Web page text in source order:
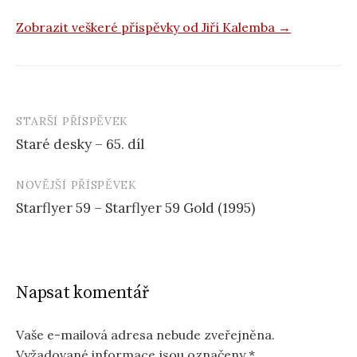
Zobrazit veškeré příspěvky od Jiří Kalemba →
Navigace
příspěvku
STARŠÍ PŘÍSPĚVEK
Staré desky – 65. díl
NOVĚJŠÍ PŘÍSPĚVEK
Starflyer 59 – Starflyer 59 Gold (1995)
Napsat komentář
Vaše e-mailová adresa nebude zveřejněna.